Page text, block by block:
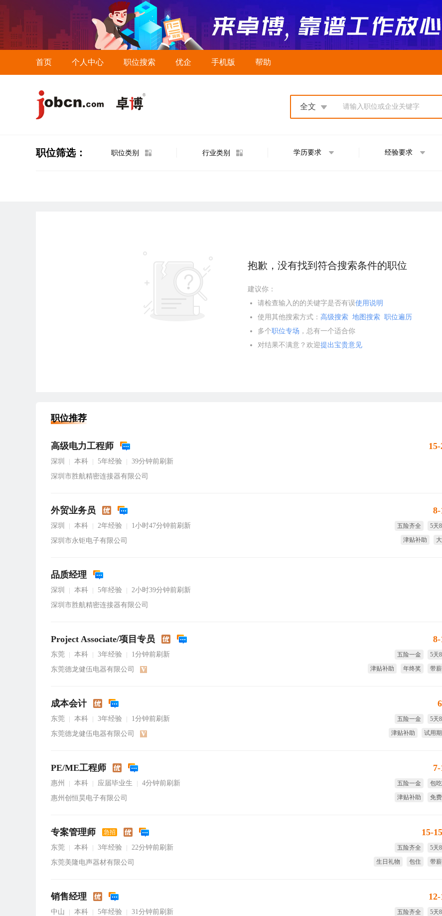
首页 个人中心 职位搜索 优企 手机版 帮助
请输入职位或企业关键字
全文
职位筛选： 职位类别 行业类别 学历要求 经验要求
抱歉，没有找到符合搜索条件的职位
建议你：
请检查输入的的关键字是否有误使用说明
使用其他搜索方式： 高级搜索 地图搜索 职位遍历
多个职位专场 ，总有一个适合你
对结果不满意？欢迎提出宝贵意见
职位推荐
高级电力工程师
深圳 本科 5年经验
39分钟前刷新
深圳市胜航精密连接器有限公司
外贸业务员
深圳 本科 2年经验
1小时47分钟前刷新
深圳市永钜电子有限公司
五险齐全
5天
津贴补助
品质经理
深圳 本科 5年经验
2小时39分钟前刷新
深圳市胜航精密连接器有限公司
Project Associate/项目专员
东莞 本科 3年经验
1分钟前刷新
东莞德龙健伍电器有限公司
五险一金
5天
津贴补助
年终奖
带
成本会计
东莞 本科 3年经验
1分钟前刷新
东莞德龙健伍电器有限公司
五险一金
5天
津贴补助
试用
PE/ME工程师
惠州 本科 应届毕业生
4分钟前刷新
惠州创恒昊电子有限公司
五险一金
包
津贴补助
免
专案管理师 急招
东莞 本科 3年经验
22分钟前刷新
东莞美隆电声器材有限公司
15-
五险齐全
5天
生日礼物
包住 带
销售经理
中山 本科 5年经验
31分钟前刷新
五险齐全
5天